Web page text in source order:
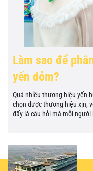
Làm sao để
yến dỏm?
Quá nhiều thương hiệu yến
chọn được thương hiệu xịn,
đấy là câu hỏi mà mỗi